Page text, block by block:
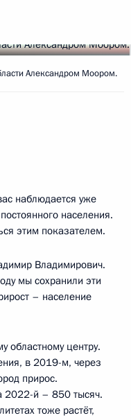
Александром Моором.
наблюдается уже
населения.
этим показателем.
Владимирович.
мы сохранили эти
– население
областному центру.
в 2019-м, через
прирос.
2022-й – 850 тысяч.
тоже растёт,